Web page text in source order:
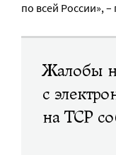
по всей России»,
Жалобы
с
на ТСР